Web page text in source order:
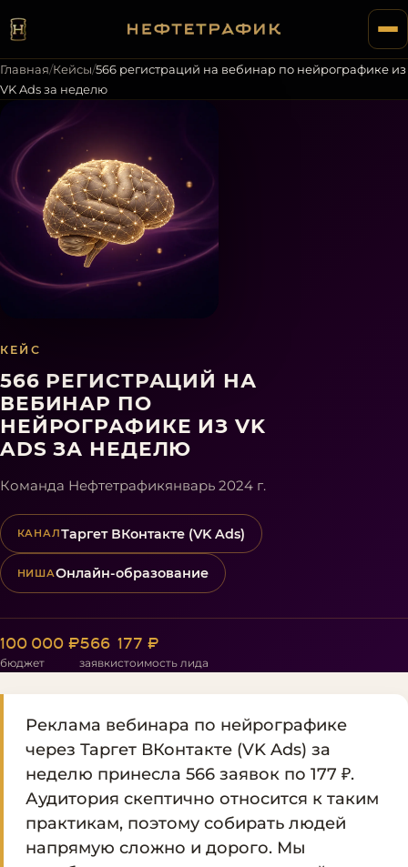
Главная/Кейсы/566 регистраций на вебинар по нейрографике из
VK Ads за неделю
КЕЙС
566 РЕГИСТРАЦИЙ НА
ВЕБИНАР ПО
НЕЙРОГРАФИКЕ ИЗ VK
ADS ЗА НЕДЕЛЮ
Команда Нефтетрафикянварь 2024 г.
КАНАЛТаргет ВКонтакте (VK Ads)
НИШАОнлайн-образование
100 000 ₽
бюджет
566
заявки
177 ₽
стоимость лида
Реклама вебинара по нейрографике
через Таргет ВКонтакте (VK Ads) за
неделю принесла 566 заявок по 177 ₽.
Аудитория скептично относится к таким
практикам, поэтому собирать людей
напрямую сложно и дорого. Мы